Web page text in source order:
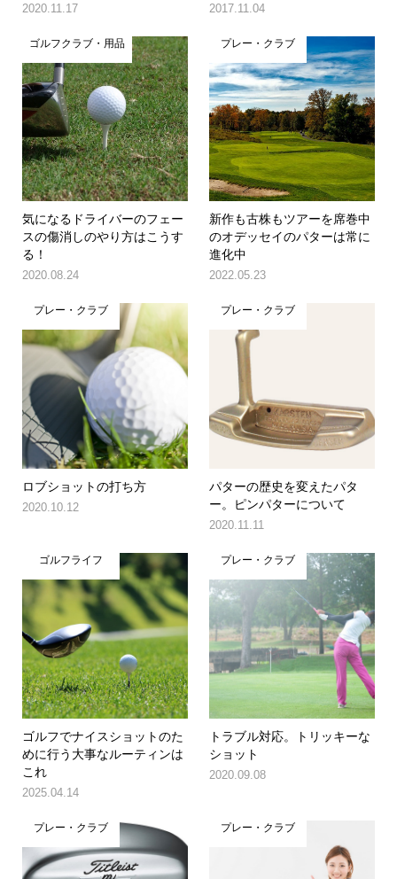
2020.11.17 2017.11.04
ゴルフクラブ・用品
気になるドライバーのフェー
スの傷消しのやり方はこうす
る！
2020.08.24
プレー・クラブ
新作も古株もツアーを席巻中
のオデッセイのパターは常に
進化中
2022.05.23
プレー・クラブ
ロブショットの打ち方
2020.10.12
プレー・クラブ
パターの歴史を変えたパタ
ー。ピンパターについて
2020.11.11
ゴルフライフ
ゴルフでナイスショットのた
めに行う大事なルーティンは
これ
2025.04.14
プレー・クラブ
トラブル対応。トリッキーな
ショット
2020.09.08
プレー・クラブ プレー・クラブ